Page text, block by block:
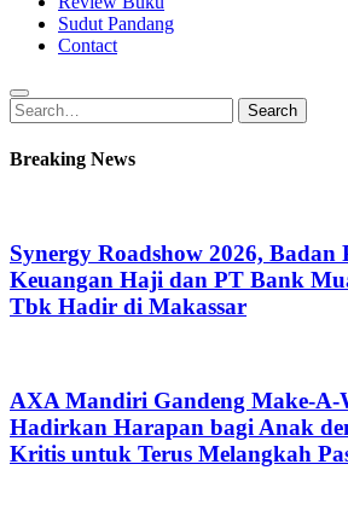
Sudut Pandang
Contact
Search
for:
Search
Breaking News
Synergy Roadshow 2026, Badan
Keuangan Haji dan PT Bank
Tbk Hadir di Makassar
AXA Mandiri Gandeng Make-
Hadirkan Harapan bagi Anak
Kritis untuk Terus Melangkah